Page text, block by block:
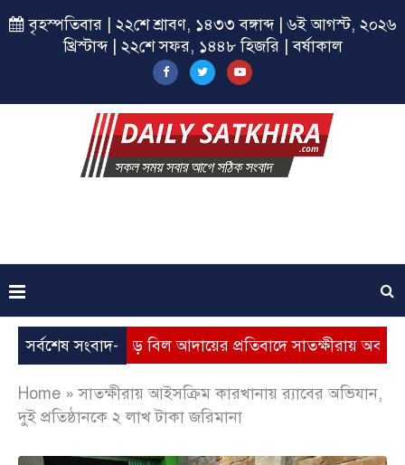
বৃহস্পতিবার | ২২শে শ্রাবণ, ১৪৩৩ বঙ্গাব্দ | ৬ই আগস্ট, ২০২৬
খ্রিস্টাব্দ | ২২শে সফর, ১৪৪৮ হিজরি | বর্ষাকাল
সর্বশেষ সংবাদ-
ভূতুড়ে বিল আদায়ের প্রতিবাদে সাতক্ষীরায় অবস্থান কর্মসূচি
Home »সাতক্ষীরায় আইসক্রিম কারখানায় র‍্যাবের অভিযান,
দুই প্রতিষ্ঠানকে ২ লাখ টাকা জরিমানা